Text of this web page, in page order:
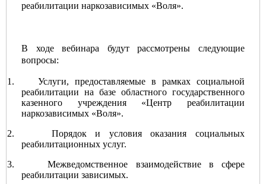
реабилитации наркозависимых «Воля».
В ходе вебинара будут рассмотрены следующие
вопросы:
1.
Услуги, предоставляемые в рамках социальной
реабилитации на базе областного государственного
казенного учреждения «Центр реабилитации
наркозависимых «Воля».
2.
Порядок и условия оказания социальных
реабилитационных услуг.
3.
Межведомственное взаимодействие в сфере
реабилитации зависимых.